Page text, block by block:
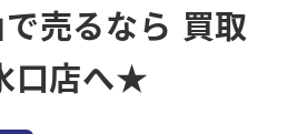
売るなら 買取
口店へ★